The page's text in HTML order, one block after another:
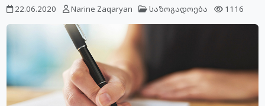
22.06.2020 Narine Zaqaryan საზოგადოება 1116